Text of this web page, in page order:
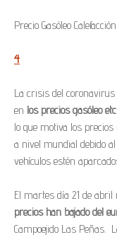
Precio Gasóleo Calefacción
4
La crisis del coronavirus
en los precios gasóleo etc
lo que motiva los
a nivel mundial debido
vehículos estén
El martes día 21 de
precios han bajado del
Campoejido Las Peñas.